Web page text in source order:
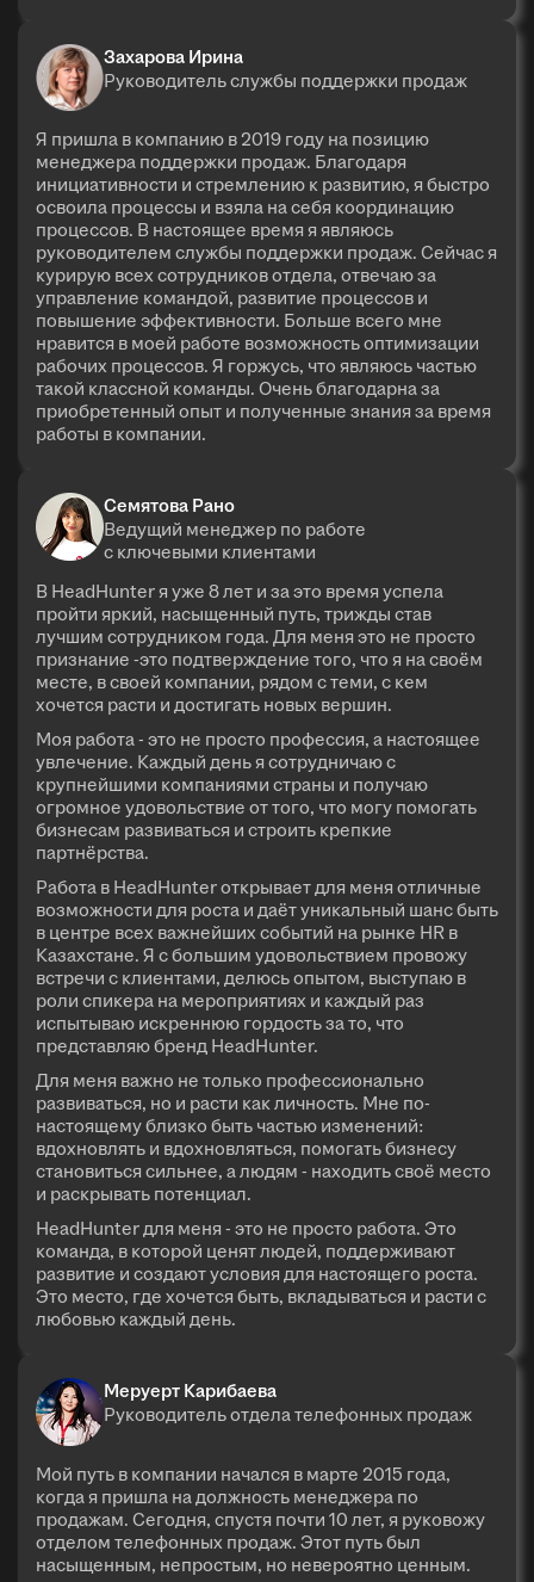
Захарова Ирина
Руководитель службы поддержки продаж
Я пришла в компанию в 2019 году на позицию
менеджера поддержки продаж. Благодаря
инициативности и стремлению к развитию, я быстро
освоила процессы и взяла на себя координацию
процессов. В настоящее время я являюсь
руководителем службы поддержки продаж. Сейчас я
курирую всех сотрудников отдела, отвечаю за
управление командой, развитие процессов и
повышение эффективности. Больше всего мне
нравится в моей работе возможность оптимизации
рабочих процессов. Я горжусь, что являюсь частью
такой классной команды. Очень благодарна за
приобретенный опыт и полученные знания за время
работы в компании.
Семятова Рано
Ведущий менеджер по работе
с ключевыми клиентами
В HeadHunter я уже 8 лет и за это время успела
пройти яркий, насыщенный путь, трижды став
лучшим сотрудником года. Для меня это не просто
признание -это подтверждение того, что я на своём
месте, в своей компании, рядом с теми, с кем
хочется расти и достигать новых вершин.
Моя работа - это не просто профессия, а настоящее
увлечение. Каждый день я сотрудничаю с
крупнейшими компаниями страны и получаю
огромное удовольствие от того, что могу помогать
бизнесам развиваться и строить крепкие
партнёрства.
Работа в HeadHunter открывает для меня отличные
возможности для роста и даёт уникальный шанс быть
в центре всех важнейших событий на рынке HR в
Казахстане. Я с большим удовольствием провожу
встречи с клиентами, делюсь опытом, выступаю в
роли спикера на мероприятиях и каждый раз
испытываю искреннюю гордость за то, что
представляю бренд HeadHunter.
Для меня важно не только профессионально
развиваться, но и расти как личность. Мне по-
настоящему близко быть частью изменений:
вдохновлять и вдохновляться, помогать бизнесу
становиться сильнее, а людям - находить своё место
и раскрывать потенциал.
HeadHunter для меня - это не просто работа. Это
команда, в которой ценят людей, поддерживают
развитие и создают условия для настоящего роста.
Это место, где хочется быть, вкладываться и расти с
любовью каждый день.
Меруерт Карибаева
Руководитель отдела телефонных продаж
Мой путь в компании начался в марте 2015 года,
когда я пришла на должность менеджера по
продажам. Сегодня, спустя почти 10 лет, я руковожу
отделом телефонных продаж. Этот путь был
насыщенным, непростым, но невероятно ценным.